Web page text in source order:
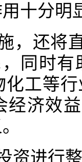
十分明
，还将
同时
化工等
经济效
资进行